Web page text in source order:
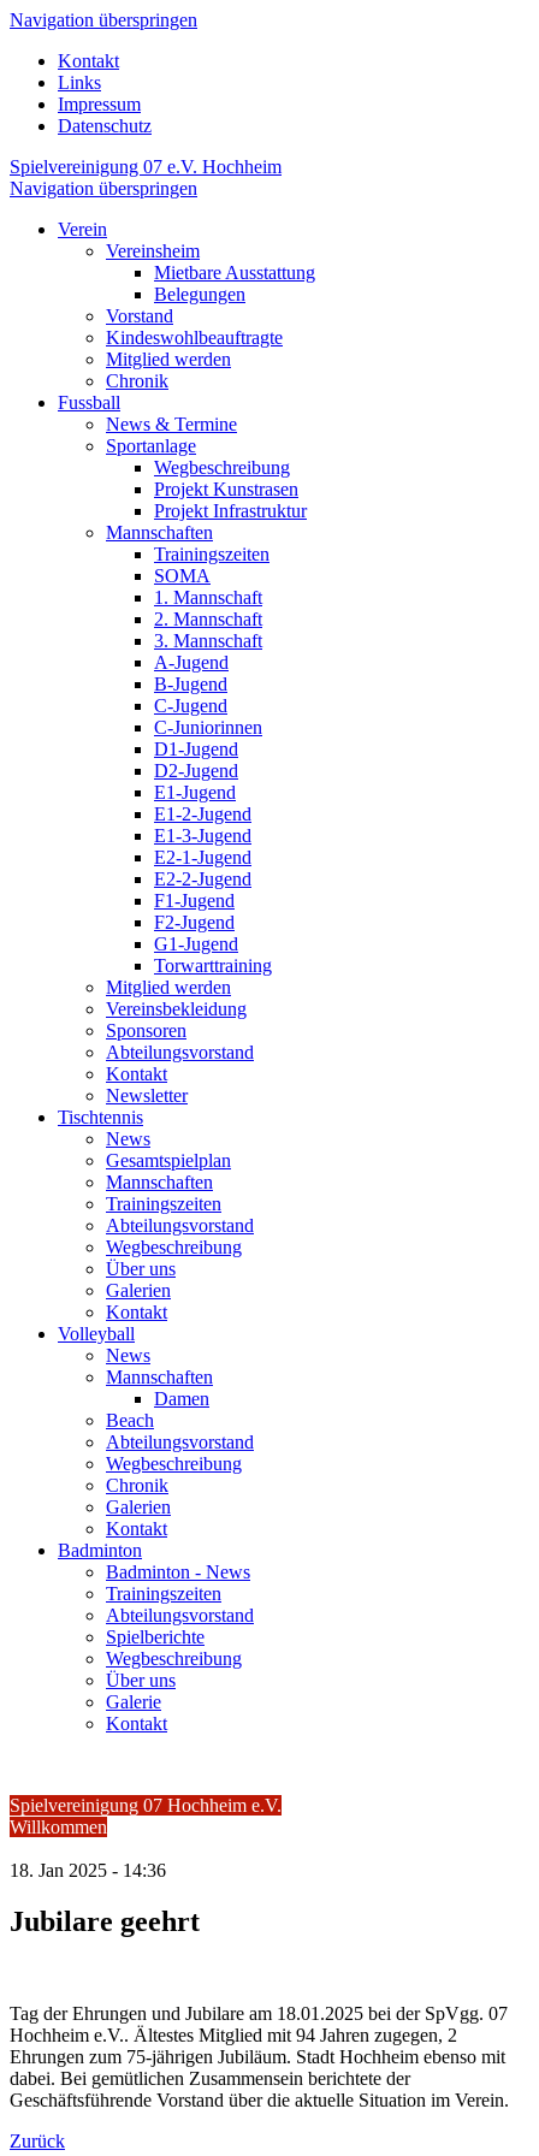
Navigation überspringen
Kontakt
Links
Impressum
Datenschutz
Spielvereinigung 07 e.V. Hochheim
Navigation überspringen
Verein
Vereinsheim
Mietbare Ausstattung
Belegungen
Vorstand
Kindeswohlbeauftragte
Mitglied werden
Chronik
Fussball
News & Termine
Sportanlage
Wegbeschreibung
Projekt Kunstrasen
Projekt Infrastruktur
Mannschaften
Trainingszeiten
SOMA
1. Mannschaft
2. Mannschaft
3. Mannschaft
A-Jugend
B-Jugend
C-Jugend
C-Juniorinnen
D1-Jugend
D2-Jugend
E1-Jugend
E1-2-Jugend
E1-3-Jugend
E2-1-Jugend
E2-2-Jugend
F1-Jugend
F2-Jugend
G1-Jugend
Torwarttraining
Mitglied werden
Vereinsbekleidung
Sponsoren
Abteilungsvorstand
Kontakt
Newsletter
Tischtennis
News
Gesamtspielplan
Mannschaften
Trainingszeiten
Abteilungsvorstand
Wegbeschreibung
Über uns
Galerien
Kontakt
Volleyball
News
Mannschaften
Damen
Beach
Abteilungsvorstand
Wegbeschreibung
Chronik
Galerien
Kontakt
Badminton
Badminton - News
Trainingszeiten
Abteilungsvorstand
Spielberichte
Wegbeschreibung
Über uns
Galerie
Kontakt
Spielvereinigung 07 Hochheim e.V.
Willkommen
18. Jan 2025 - 14:36
Jubilare geehrt
Tag der Ehrungen und Jubilare am 18.01.2025 bei der SpVgg. 07
Hochheim e.V.. Ältestes Mitglied mit 94 Jahren zugegen, 2
Ehrungen zum 75-jährigen Jubiläum. Stadt Hochheim ebenso mit
dabei. Bei gemütlichen Zusammensein berichtete der
Geschäftsführende Vorstand über die aktuelle Situation im Verein.
Zurück